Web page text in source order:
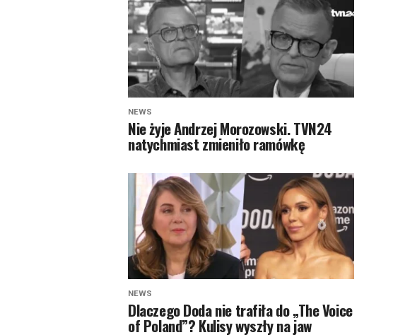
NEWS
Nie żyje Andrzej Morozowski. TVN24
natychmiast zmieniło ramówkę
NEWS
Dlaczego Doda nie trafiła do „The Voice
of Poland”? Kulisy wyszły na jaw